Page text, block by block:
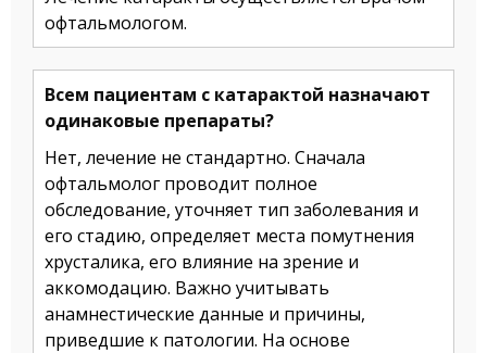
офтальмологом.
Всем пациентам с катарактой назначают
одинаковые препараты?
Нет, лечение не стандартно. Сначала
офтальмолог проводит полное
обследование, уточняет тип заболевания и
его стадию, определяет места помутнения
хрусталика, его влияние на зрение и
аккомодацию. Важно учитывать
анамнестические данные и причины,
приведшие к патологии. На основе